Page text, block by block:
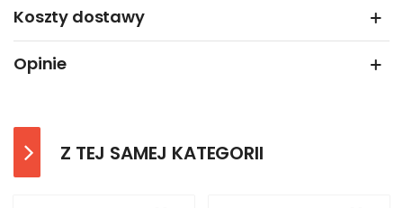
Koszty dostawy
Opinie
Z TEJ SAMEJ KATEGORII